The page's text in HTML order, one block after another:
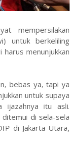
mempersilakan
untuk berkeliling
harus menunjukkan
bebas ya, tapi ya
untuk supaya
ijazahnya itu asli.
di sela-sela
di Jakarta Utara,